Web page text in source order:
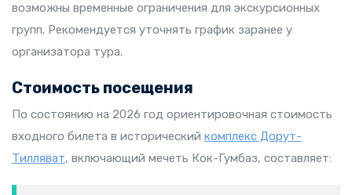
возможны временные ограничения для экскурсионных
групп. Рекомендуется уточнять график заранее у
организатора тура.
Стоимость посещения
По состоянию на 2026 год ориентировочная стоимость
входного билета в исторический комплекс Дорут-
Тилляват, включающий мечеть Кок-Гумбаз, составляет: